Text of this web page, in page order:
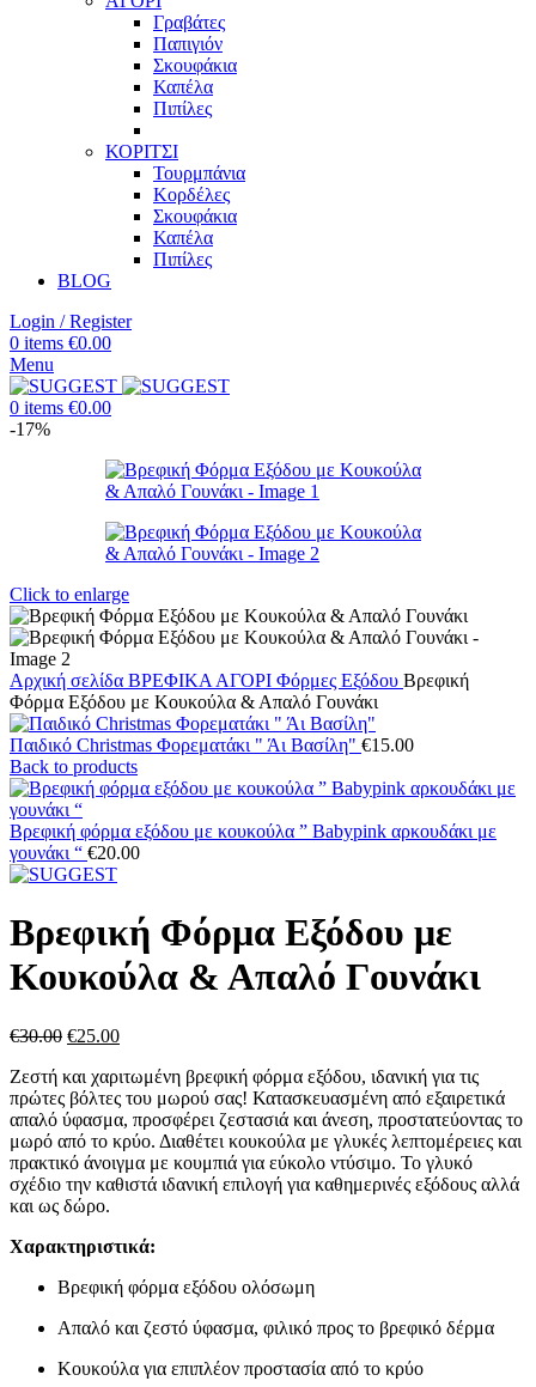
Γραβάτες
Παπιγιόν
Σκουφάκια
Καπέλα
Πιπίλες
ΚΟΡΙΤΣΙ
Τουρμπάνια
Κορδέλες
Σκουφάκια
Καπέλα
Πιπίλες
BLOG
Login / Register
0 items €0.00
Menu
0 items €0.00
-17%
Click to enlarge
Αρχική σελίδα ΒΡΕΦΙΚΑ ΑΓΟΡΙ Φόρμες Εξόδου Βρεφική
Φόρμα Εξόδου με Κουκούλα & Απαλό Γουνάκι
Παιδικό Christmas Φορεματάκι " Άι Βασίλη" €15.00
Back to products
Βρεφική φόρμα εξόδου με κουκούλα ” Babypink αρκουδάκι με
γουνάκι “ €20.00
Βρεφική Φόρμα Εξόδου με
Κουκούλα & Απαλό Γουνάκι
€30.00 Original
was:
€30.00.
€25.00Η
τιμή
είναι:
€25.00.
Ζεστή και χαριτωμένη βρεφική φόρμα εξόδου, ιδανική για τις
πρώτες βόλτες του μωρού σας! Κατασκευασμένη από εξαιρετικά
απαλό ύφασμα, προσφέρει ζεστασιά και άνεση, προστατεύοντας το
μωρό από το κρύο. Διαθέτει κουκούλα με γλυκές λεπτομέρειες και
πρακτικό άνοιγμα με κουμπιά για εύκολο ντύσιμο. Το γλυκό
σχέδιο την καθιστά ιδανική επιλογή για καθημερινές εξόδους αλλά
και ως δώρο.
Χαρακτηριστικά:
Βρεφική φόρμα εξόδου ολόσωμη
Απαλό και ζεστό ύφασμα, φιλικό προς το βρεφικό δέρμα
Κουκούλα για επιπλέον προστασία από το κρύο